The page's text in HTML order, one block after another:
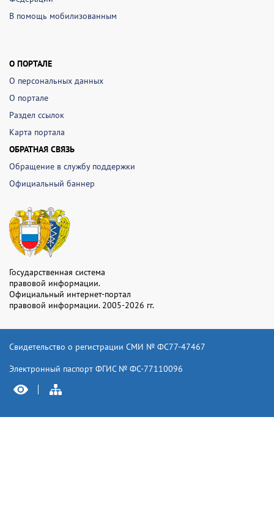
В помощь мобилизованным
О ПОРТАЛЕ
О персональных данных
О портале
Раздел ссылок
Карта портала
ОБРАТНАЯ СВЯЗЬ
Обращение в службу поддержки
Официальный баннер
Государственная система
правовой информации.
Официальный интернет-портал
правовой информации. 2005-2026 гг.
Свидетельство о регистрации СМИ № ФС77-47467
Электронный паспорт ФГИС № ФС-77110096